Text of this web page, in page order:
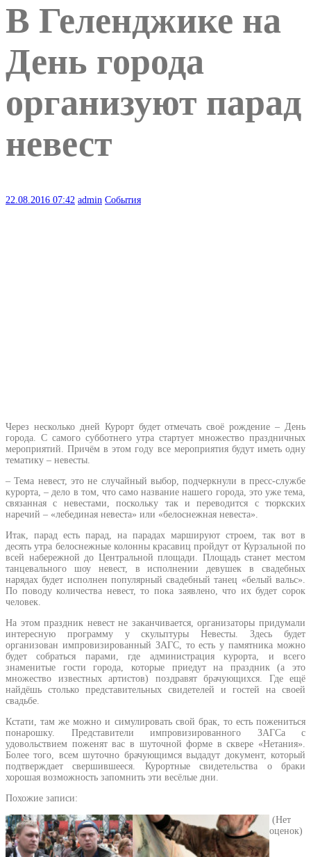
В Геленджике на
День города
организуют парад
невест
22.08.2016 07:42 admin События
Через несколько дней Курорт будет отмечать своё рождение – День
города. С самого субботнего утра стартует множество праздничных
мероприятий. Причём в этом году все мероприятия будут иметь одну
тематику – невесты.
– Тема невест, это не случайный выбор, подчеркнули в пресс-службе
курорта, – дело в том, что само название нашего города, это уже тема,
связанная с невестами, поскольку так и переводится с тюркских
наречий – «лебединая невеста» или «белоснежная невеста».
Итак, парад есть парад, на парадах маршируют строем, так вот в
десять утра белоснежные колонны красавиц пройдут от Курзальной по
всей набережной до Центральной площади. Площадь станет местом
танцевального шоу невест, в исполнении девушек в свадебных
нарядах будет исполнен популярный свадебный танец «белый вальс».
По поводу количества невест, то пока заявлено, что их будет сорок
человек.
На этом праздник невест не заканчивается, организаторы придумали
интересную программу у скульптуры Невесты. Здесь будет
организован импровизированный ЗАГС, то есть у памятника можно
будет собраться парами, где администрация курорта, и всего
знаменитые гости города, которые приедут на праздник (а это
множество известных артистов) поздравят брачующихся. Где ещё
найдёшь столько представительных свидетелей и гостей на своей
свадьбе.
Кстати, там же можно и симулировать свой брак, то есть пожениться
понарошку. Представители импровизированного ЗАГСа с
удовольствием поженят вас в шуточной форме в сквере «Нетания».
Более того, всем шуточно брачующимся выдадут документ, который
подтверждает свершившееся. Курортные свидетельства о браки
хорошая возможность запомнить эти весёлые дни.
Похожие записи:
(Нет
оценок)